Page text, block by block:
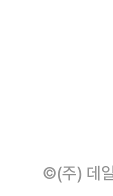
©(주) 데